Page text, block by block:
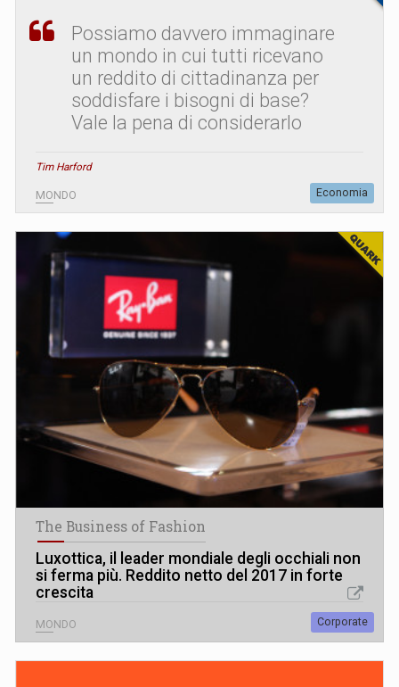
Possiamo davvero immaginare
un mondo in cui tutti ricevano
un reddito di cittadinanza per
soddisfare i bisogni di base?
Vale la pena di considerarlo
Tim Harford
MONDO Economia
The Business of Fashion
Luxottica, il leader mondiale degli occhiali non
si ferma più. Reddito netto del 2017 in forte
crescita
MONDO Corporate